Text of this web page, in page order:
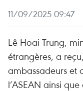
11/09/2025 09:47
Lê Hoai Trung,
étrangères, a
ambassadeurs et
l’ASEAN ainsi